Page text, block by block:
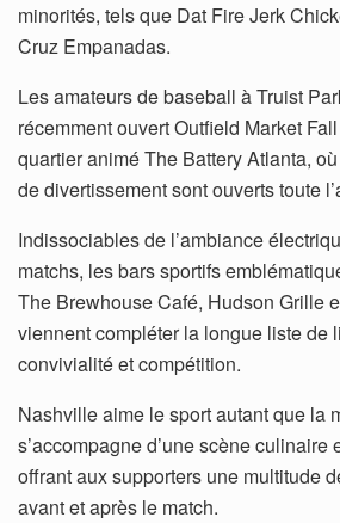
minorités, tels que Dat Fire Jerk
Cruz Empanadas.
Les amateurs de baseball à Truist
récemment ouvert Outfield Market
quartier animé The Battery Atlanta,
de divertissement sont ouverts toute
Indissociables de l’ambiance
matchs, les bars sportifs
The Brewhouse Café, Hudson Grille
viennent compléter la longue liste de
convivialité et compétition.
Nashville aime le sport autant que la
s’accompagne d’une scène
offrant aux supporters une multitude
avant et après le match.